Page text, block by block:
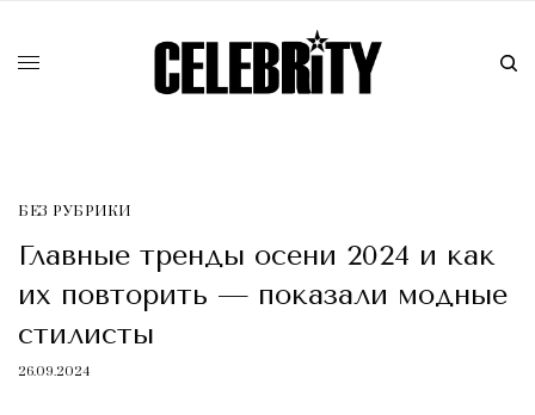
БЕЗ РУБРИКИ
Главные тренды осени 2024 и как
их повторить — показали модные
стилисты
26.09.2024